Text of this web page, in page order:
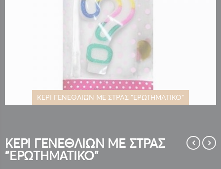
ΚΕΡΙ ΓΕΝΕΘΛΙΩΝ ΜΕ ΣΤΡΑΣ "ΕΡΩΤΗΜΑΤΙΚΟ"
της
συλλογής
εικόνων
ΚΕΡΙ ΓΕΝΕΘΛΙΩΝ ΜΕ ΣΤΡΑΣ
"ΕΡΩΤΗΜΑΤΙΚΟ"